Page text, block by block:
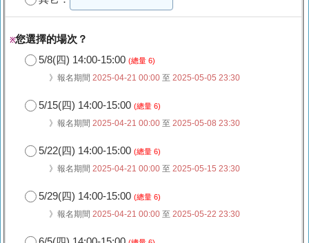
※您選擇的場次？
5/8(四) 14:00-15:00 (總量 6)
》報名期間 2025-04-21 00:00 至 2025-05-05 23:30
5/15(四) 14:00-15:00 (總量 6)
》報名期間 2025-04-21 00:00 至 2025-05-08 23:30
5/22(四) 14:00-15:00 (總量 6)
》報名期間 2025-04-21 00:00 至 2025-05-15 23:30
5/29(四) 14:00-15:00 (總量 6)
》報名期間 2025-04-21 00:00 至 2025-05-22 23:30